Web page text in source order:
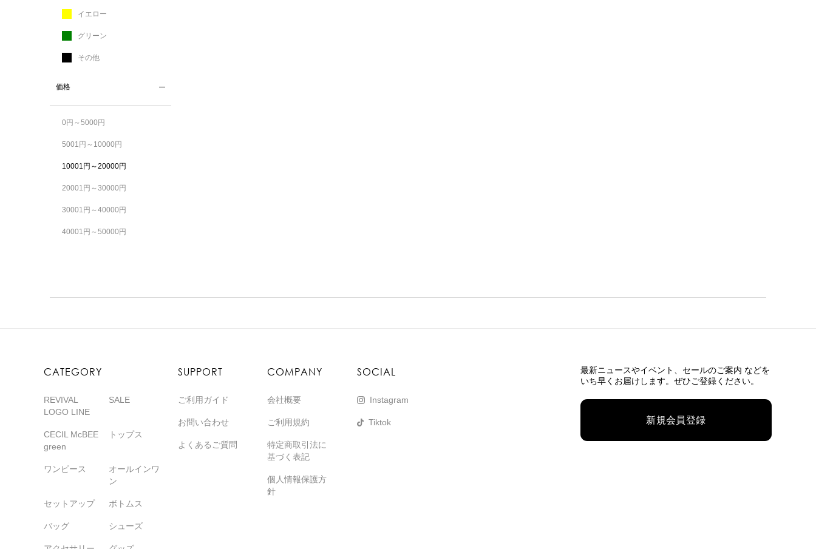
イエロー
グリーン
その他
価格
0円～5000円
5001円～10000円
10001円～20000円
20001円～30000円
30001円～40000円
40001円～50000円
CATEGORY
REVIVAL
LOGO LINE
SALE
CECIL McBEE
green
トップス
ワンピース
オールインワ
ン
セットアップ ボトムス
バッグ シューズ
SUPPORT
ご利用ガイド
お問い合わせ
よくあるご質問
COMPANY
会社概要
ご利用規約
特定商取引法に
基づく表記
個人情報保護方
針
SOCIAL
Instagram
Tiktok
最新ニュースやイベント、 セールのご案内 などを
いち早くお届けします。ぜひご登録ください。
新規会員登録